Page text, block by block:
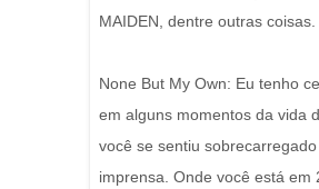
MAIDEN, dentre outras coisas.
None But My Own: Eu tenho
em alguns momentos da vida
você se sentiu
imprensa. Onde você está em